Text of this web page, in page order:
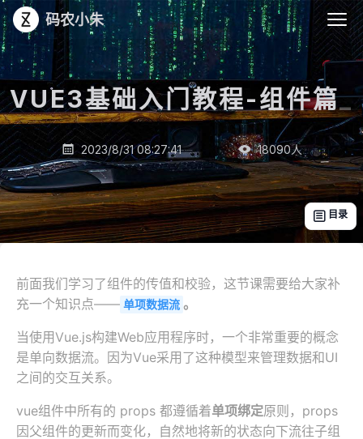
码农小朱
VUE3基础入门教程-组件篇_
 2023/8/31 08:27:41  18090人
 目录
前面我们学习了组件的传值和校验，这节课需要给大家补
充一个知识点—— 单项数据流 。
当使用Vue.js构建Web应用程序时，一个非常重要的概念
是单向数据流。因为Vue采用了这种模型来管理数据和UI
之间的交互关系。
vue组件中所有的 props 都遵循着单项绑定原则，props
因父组件的更新而变化，自然地将新的状态向下流往子组